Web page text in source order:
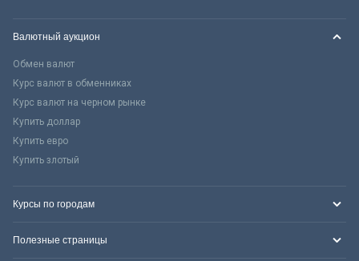
Валютный аукцион
Обмен валют
Курс валют в обменниках
Курс валют на черном рынке
Купить доллар
Купить евро
Купить злотый
Курсы по городам
Полезные страницы